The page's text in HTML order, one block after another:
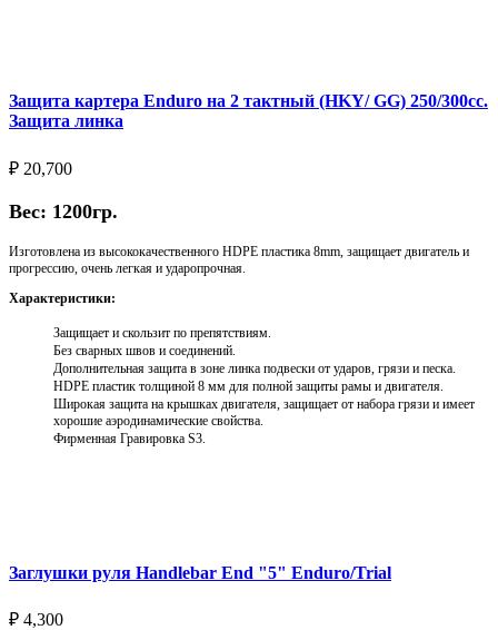
Защита картера Enduro на 2 тактный (HKY/ GG) 250/300cc.
Защита линка
₽ 20,700
Вес: 1200гр.
Изготовлена из высококачественного HDPE пластика 8mm, защищает двигатель и
прогрессию, очень легкая и ударопрочная.
Характеристики:
Защищает и скользит по препятствиям.
Без сварных швов и соединений.
Дополнительная защита в зоне линка подвески от ударов, грязи и песка.
HDPE пластик толщиной 8 мм для полной защиты рамы и двигателя.
Широкая защита на крышках двигателя, защищает от набора грязи и имеет
хорошие аэродинамические свойства.
Фирменная Гравировка S3.
Заглушки руля Handlebar End "5" Enduro/Trial
₽ 4,300